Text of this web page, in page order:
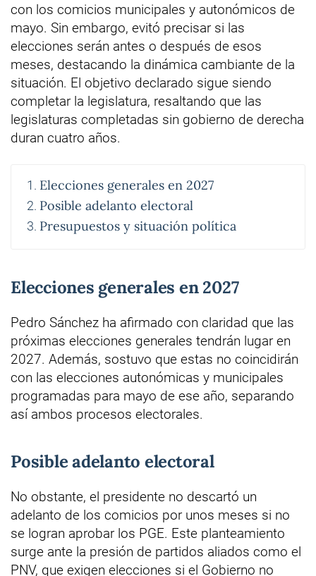
con los comicios municipales y autonómicos de
mayo. Sin embargo, evitó precisar si las
elecciones serán antes o después de esos
meses, destacando la dinámica cambiante de la
situación. El objetivo declarado sigue siendo
completar la legislatura, resaltando que las
legislaturas completadas sin gobierno de derecha
duran cuatro años.
Elecciones generales en 2027
Posible adelanto electoral
Presupuestos y situación política
Elecciones generales en 2027
Pedro Sánchez ha afirmado con claridad que las
próximas elecciones generales tendrán lugar en
2027. Además, sostuvo que estas no coincidirán
con las elecciones autonómicas y municipales
programadas para mayo de ese año, separando
así ambos procesos electorales.
Posible adelanto electoral
No obstante, el presidente no descartó un
adelanto de los comicios por unos meses si no
se logran aprobar los PGE. Este planteamiento
surge ante la presión de partidos aliados como el
PNV, que exigen elecciones si el Gobierno no